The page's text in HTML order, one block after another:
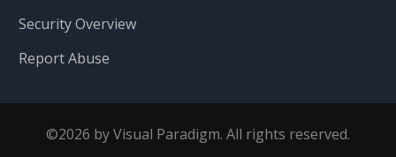
Security Overview
Report Abuse
©2026 by Visual Paradigm. All rights reserved.